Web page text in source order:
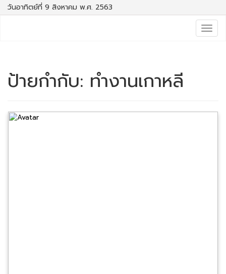
วันอาทิตย์ที่ 9 สิงหาคม พ.ศ. 2563
ป้ายกำกับ: ทำงานเกาหลี